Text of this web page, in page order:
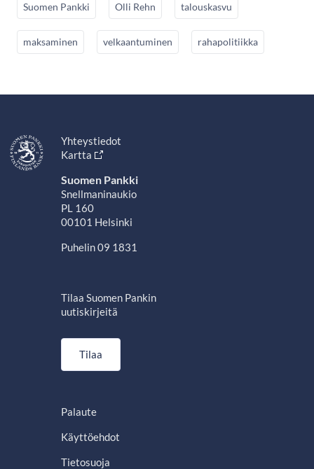
Suomen Pankki Olli Rehn talouskasvu
maksaminen velkaantuminen rahapolitiikka
Yhteystiedot
Kartta
Suomen Pankki
Snellmaninaukio
PL 160
00101 Helsinki
Puhelin 09 1831
Tilaa Suomen Pankin
uutiskirjeitä
Tilaa
Palaute
Käyttöehdot
Tietosuoja